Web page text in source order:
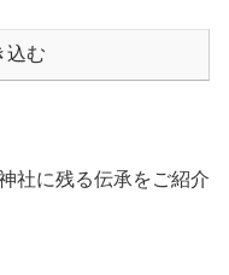
込む
社に残る伝承をご紹介